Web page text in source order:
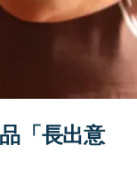
「長出意